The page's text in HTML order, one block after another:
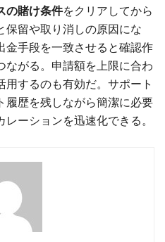
の賭け条件をクリアしてから
保留や取り消しの原因にな
金手段を一致させると確認作
ながる。申請額を上限に合わ
するのも有効だ。サポート
履歴を残しながら簡潔に必要
ーションを迅速化できる。